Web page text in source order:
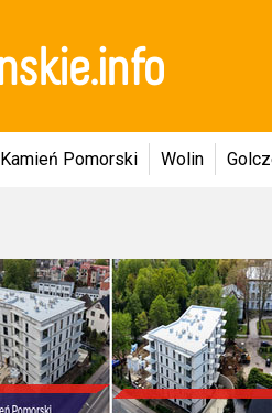
Kamień Pomorski Wolin